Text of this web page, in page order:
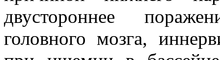
двустороннее
головного мозга,